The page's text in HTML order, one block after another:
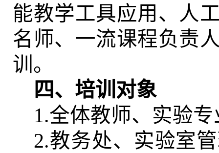
能教学工具应用、人
名师、一流课程负责
训。
四、培训对象
1.全体教师、实验
2.教务处、实验室